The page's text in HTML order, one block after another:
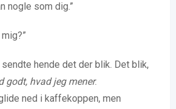
nogle som dig.”
hende det der blik. Det blik,
godt, hvad jeg mener.
ned i kaffekoppen, men